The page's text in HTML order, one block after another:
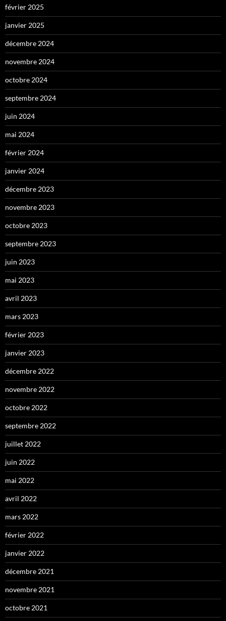
février 2025
janvier 2025
décembre 2024
novembre 2024
octobre 2024
septembre 2024
juin 2024
mai 2024
février 2024
janvier 2024
décembre 2023
novembre 2023
octobre 2023
septembre 2023
juin 2023
mai 2023
avril 2023
mars 2023
février 2023
janvier 2023
décembre 2022
novembre 2022
octobre 2022
septembre 2022
juillet 2022
juin 2022
mai 2022
avril 2022
mars 2022
février 2022
janvier 2022
décembre 2021
novembre 2021
octobre 2021